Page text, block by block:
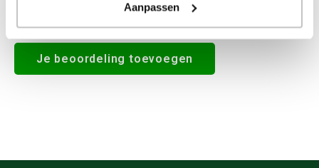
Aanpassen
Alle reviews
Je beoordeling toevoegen